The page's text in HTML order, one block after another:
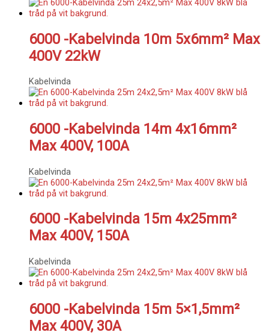
6000 -Kabelvinda 10m 5x6mm² Max
400V 22kW
Kabelvinda
6000 -Kabelvinda 14m 4x16mm²
Max 400V, 100A
Kabelvinda
6000 -Kabelvinda 15m 4x25mm²
Max 400V, 150A
Kabelvinda
6000 -Kabelvinda 15m 5×1,5mm²
Max 400V, 30A